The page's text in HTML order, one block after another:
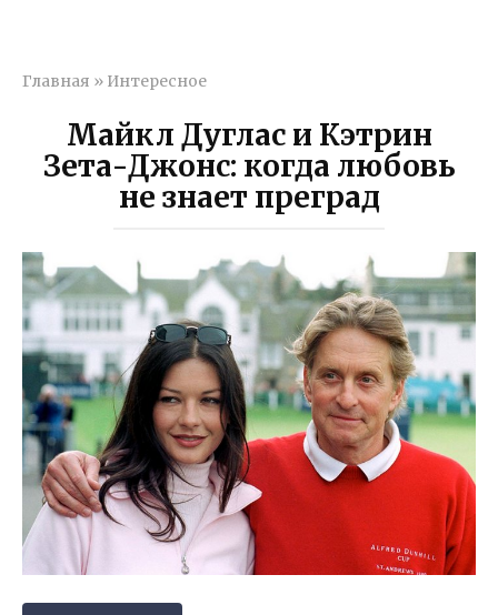
Главная » Интересное
Майкл Дуглас и Кэтрин
Зета-Джонс: когда любовь
не знает преград